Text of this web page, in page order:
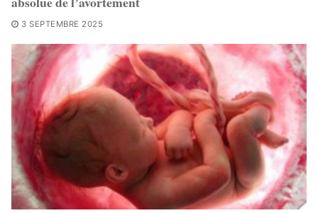
3 SEPTEMBRE 2025